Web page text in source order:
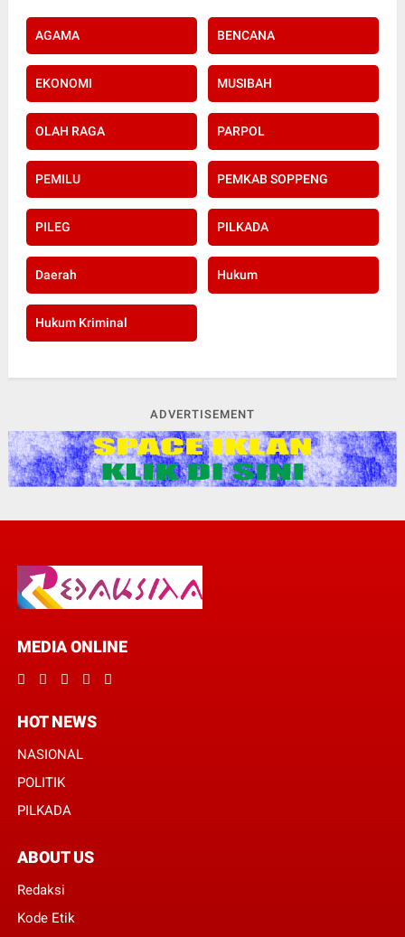
AGAMA BENCANA
EKONOMI MUSIBAH
OLAH RAGA PARPOL
PEMILU PEMKAB SOPPENG
PILEG PILKADA
Daerah Hukum
Hukum Kriminal
ADVERTISEMENT
MEDIA ONLINE
HOT NEWS
NASIONAL
POLITIK
PILKADA
ABOUT US
Redaksi
Kode Etik